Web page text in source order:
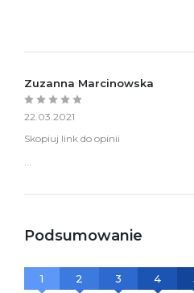
Zuzanna Marcinowska
22.03.2021
Skopiuj link do opinii
Podsumowanie
1
2
3
4